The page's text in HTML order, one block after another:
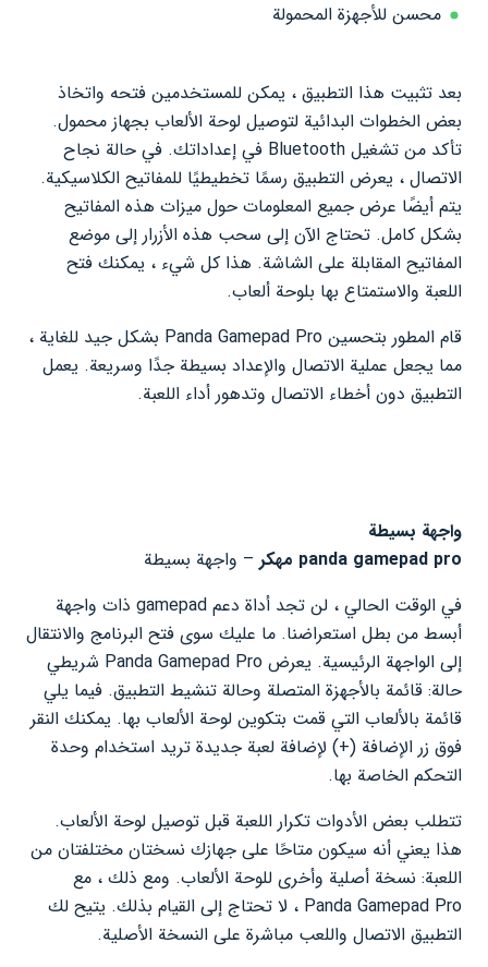
محسن للأجهزة المحمولة
بعد تثبيت هذا التطبيق ، يمكن للمستخدمين فتحه واتخاذ
بعض الخطوات البدائية لتوصيل لوحة الألعاب بجهاز محمول.
تأكد من تشغيل Bluetooth في إعداداتك. في حالة نجاح
الاتصال ، يعرض التطبيق رسمًا تخطيطيًا للمفاتيح الكلاسيكية.
يتم أيضًا عرض جميع المعلومات حول ميزات هذه المفاتيح
بشكل كامل. تحتاج الآن إلى سحب هذه الأزرار إلى موضع
المفاتيح المقابلة على الشاشة. هذا كل شيء ، يمكنك فتح
اللعبة والاستمتاع بها بلوحة ألعاب.
قام المطور بتحسين Panda Gamepad Pro بشكل جيد للغاية ،
مما يجعل عملية الاتصال والإعداد بسيطة جدًا وسريعة. يعمل
التطبيق دون أخطاء الاتصال وتدهور أداء اللعبة.
واجهة بسيطة
panda gamepad pro مهكر
– واجهة بسيطة
في الوقت الحالي ، لن تجد أداة دعم gamepad ذات واجهة
أبسط من بطل استعراضنا. ما عليك سوى فتح البرنامج والانتقال
إلى الواجهة الرئيسية. يعرض Panda Gamepad Pro شريطي
حالة: قائمة بالأجهزة المتصلة وحالة تنشيط التطبيق. فيما يلي
قائمة بالألعاب التي قمت بتكوين لوحة الألعاب بها. يمكنك النقر
فوق زر الإضافة (+) لإضافة لعبة جديدة تريد استخدام وحدة
التحكم الخاصة بها.
تتطلب بعض الأدوات تكرار اللعبة قبل توصيل لوحة الألعاب.
هذا يعني أنه سيكون متاحًا على جهازك نسختان مختلفتان من
اللعبة: نسخة أصلية وأخرى للوحة الألعاب. ومع ذلك ، مع
Panda Gamepad Pro ، لا تحتاج إلى القيام بذلك. يتيح لك
التطبيق الاتصال واللعب مباشرة على النسخة الأصلية.